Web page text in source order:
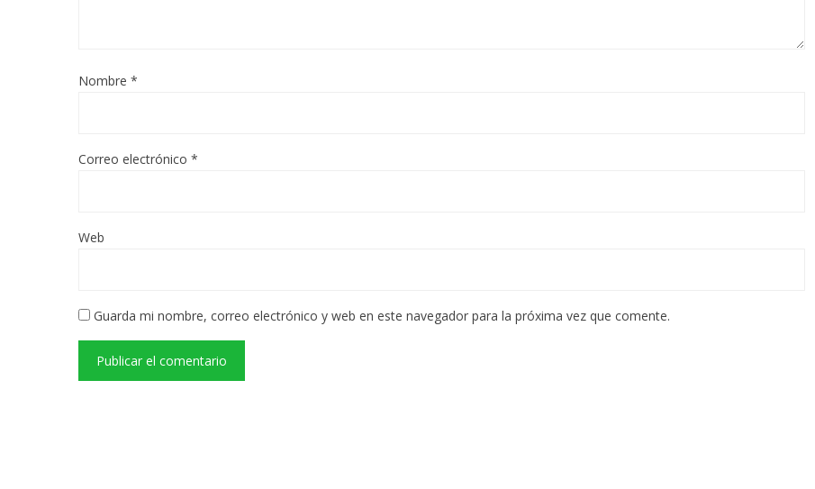
Nombre *
Correo electrónico *
Web
Guarda mi nombre, correo electrónico y web en este navegador para la próxima vez que comente.